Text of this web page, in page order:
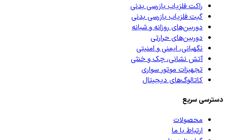
راکت فلزیاب بازرسی بدنی
گیت فلزیاب بازرسی بدنی
دوربین‌های روزانه و شبانه
دوربین‌های حرارتی
نگهبانی، ایمنی و امنیتی
آتش نشانی، چک و خنثی
تجهیزات موتور سواری
کاتالوگ‌های دیجیتال
دسترسی سریع
محصولات
ارتباط با ما